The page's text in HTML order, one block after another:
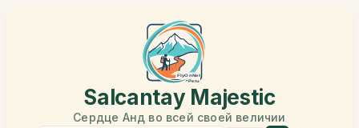
Salcantay Majestic
Сердце Анд во всей своей величии